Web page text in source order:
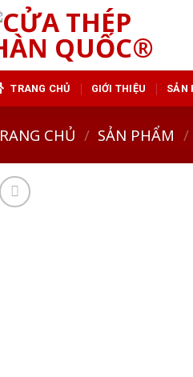
TRANG CHỦ GIỚI THIỆU SẢN
CHỦ / SẢN PHẨM /